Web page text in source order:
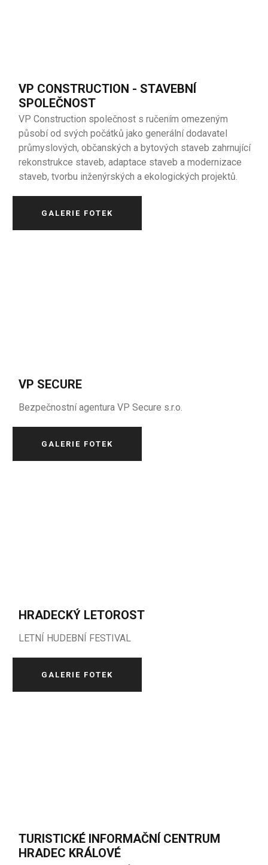
VP CONSTRUCTION - STAVEBNÍ
SPOLEČNOST
VP Construction společnost s ručením omezeným
působí od svých počátků jako generální dodavatel
průmyslových, občanských a bytových staveb zahrnující
rekonstrukce staveb, adaptace staveb a modernizace
staveb, tvorbu inženýrských a ekologických projektů.
GALERIE FOTEK
VP SECURE
Bezpečnostní agentura VP Secure s.r.o.
GALERIE FOTEK
HRADECKÝ LETOROST
LETNÍ HUDEBNÍ FESTIVAL
GALERIE FOTEK
TURISTICKÉ INFORMAČNÍ CENTRUM
HRADEC KRÁLOVÉ